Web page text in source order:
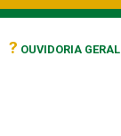
? OUVIDORIA GERAL